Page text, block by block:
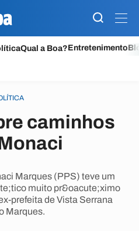
Qual a Boa?Entretenimento
caminhos
Marques (PPS) teve um
muito pr&oacute;ximo
prefeita de Vista Serrana
Marques.